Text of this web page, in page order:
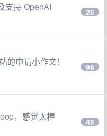
支持 OpenAI
26
的申请小作文！
98
，感觉太棒
48